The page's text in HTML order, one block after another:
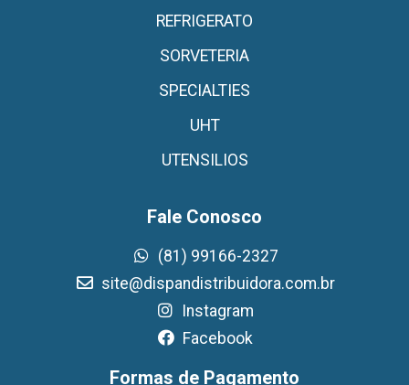
REFRIGERATO
SORVETERIA
SPECIALTIES
UHT
UTENSILIOS
Fale Conosco
(81) 99166-2327
site@dispandistribuidora.com.br
Instagram
Facebook
Formas de Pagamento